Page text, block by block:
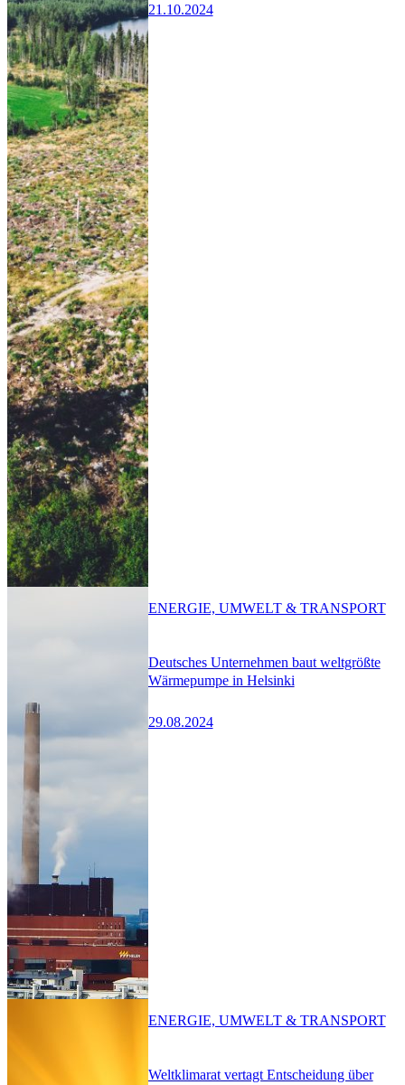
21.10.2024
Deutsches Unternehmen baut weltgrößte
Wärmepumpe in Helsinki
29.08.2024
ENERGIE, UMWELT & TRANSPORT
Weltklimarat vertagt Entscheidung über
ENERGIE, UMWELT & TRANSPORT